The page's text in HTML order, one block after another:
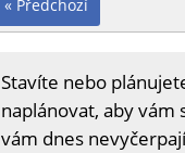
« Předchozí
Stavíte nebo
naplánovat, aby
vám dnes